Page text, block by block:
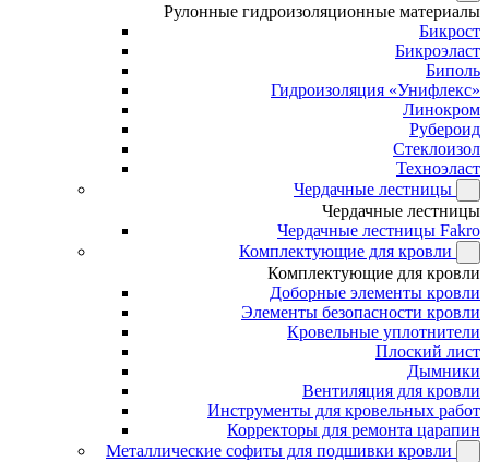
Рулонные гидроизоляционные материалы
Бикрост
Бикроэласт
Биполь
Гидроизоляция «Унифлекс»
Линокром
Рубероид
Стеклоизол
Техноэласт
Чердачные лестницы
Чердачные лестницы
Чердачные лестницы Fakro
Комплектующие для кровли
Комплектующие для кровли
Доборные элементы кровли
Элементы безопасности кровли
Кровельные уплотнители
Плоский лист
Дымники
Вентиляция для кровли
Инструменты для кровельных работ
Корректоры для ремонта царапин
Металлические софиты для подшивки кровли